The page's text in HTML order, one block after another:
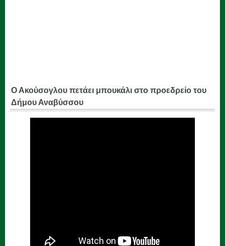
Ο Ακούσογλου πετάει μπουκάλι στο προεδρείο του
Δήμου Αναβύσσου